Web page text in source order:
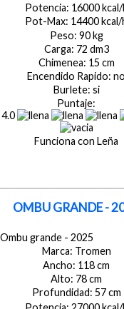
16000
14400
90
72
15
no
si
4.0
Leña
OMBU GRANDE -
Tromen
118
78
57